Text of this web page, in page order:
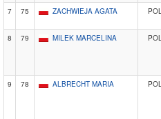
7
75 ZACHWIEJA AGATA
8
79 MILEK MARCELINA
9
78 ALBRECHT MARIA